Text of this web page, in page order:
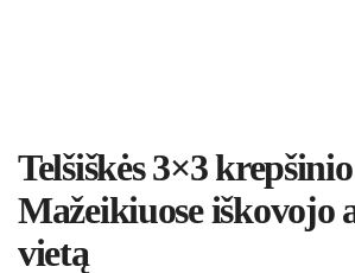
Telšiškės 3×3
Mažeikiuose iškovojo
vietą